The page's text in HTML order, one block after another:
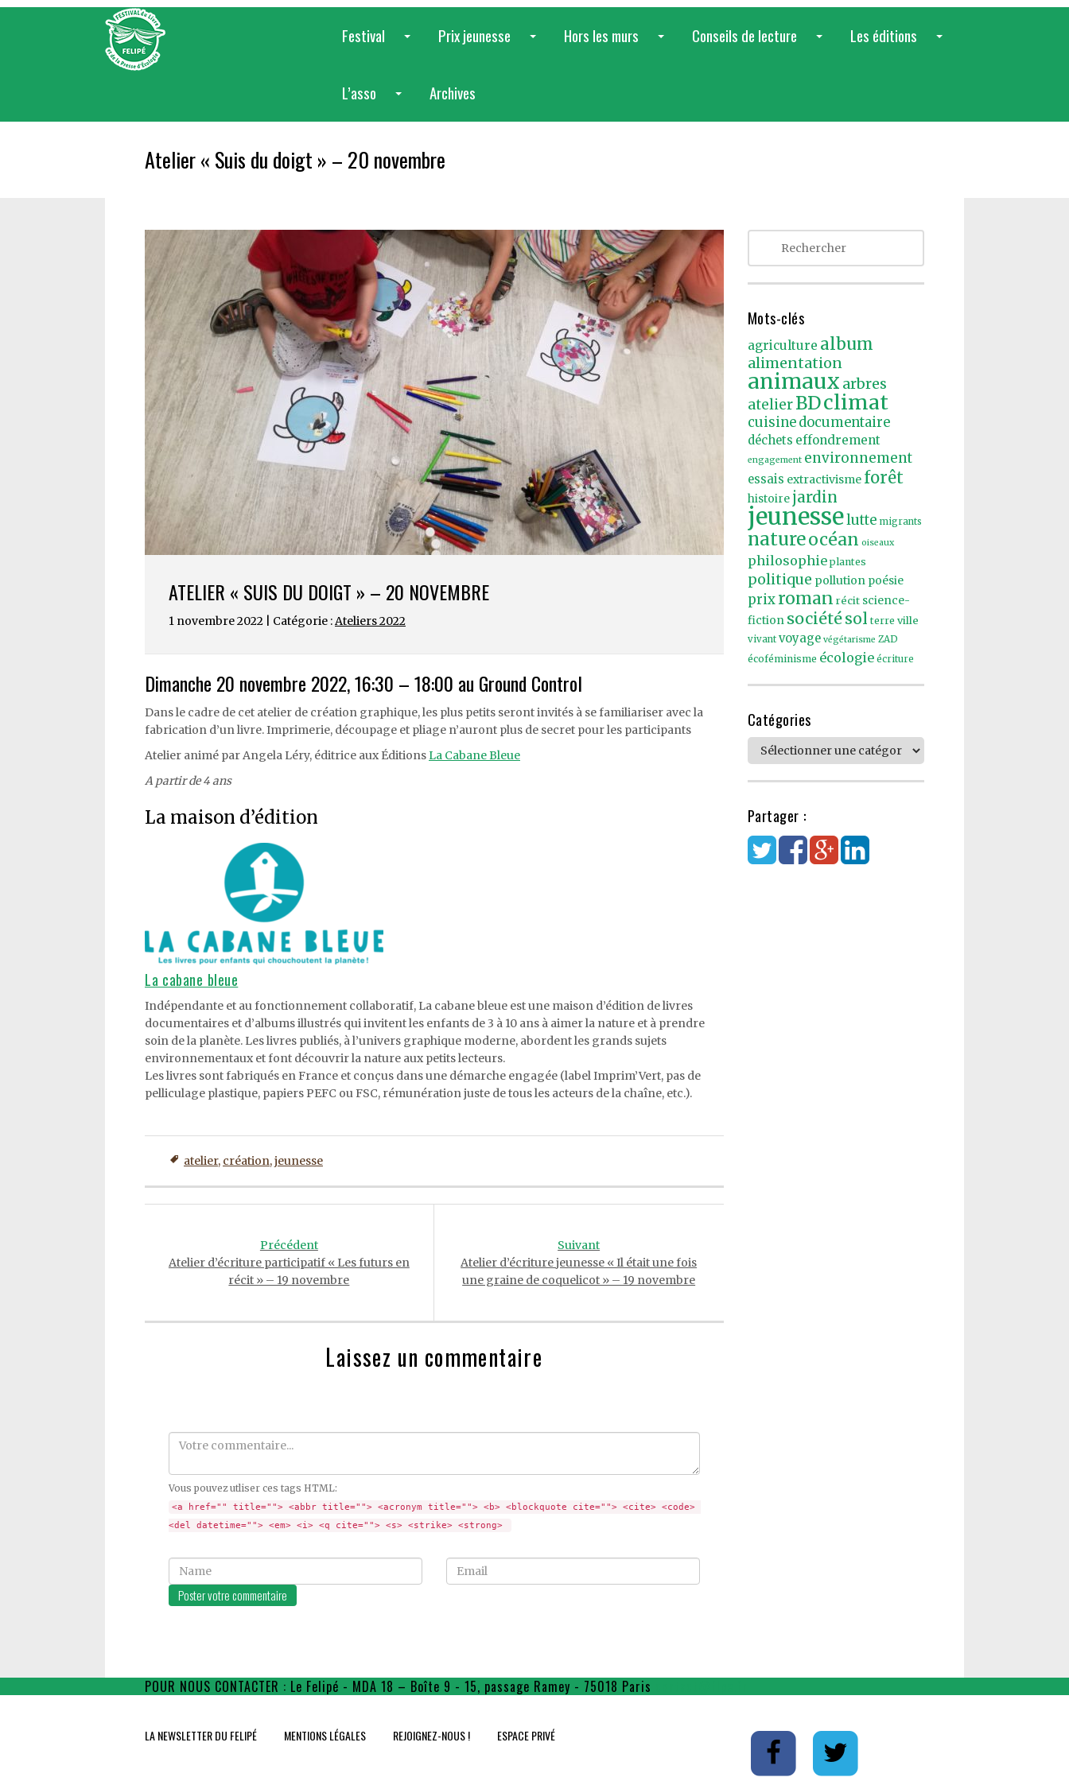
Skip
Festival
Prix jeunesse
Hors les murs
Conseils de lecture
Les éditions
L’asso
...
Archives
Atelier « Suis du doigt » – 20 novembre
ATELIER « SUIS DU DOIGT » – 20 NOVEMBRE
1 novembre 2022 | Catégorie :Ateliers 2022
Dimanche 20 novembre 2022, 16:30 – 18:00 au Ground Control
Dans le cadre de cet atelier de création graphique, les plus petits seront invités à se familiariser avec la
fabrication d’un livre. Imprimerie, découpage et pliage n’auront plus de secret pour les participants
Atelier animé par Angela Léry, éditrice aux ÉditionsLa Cabane Bleue
A partir de4 ans
La maison d’édition
La cabane bleue
Indépendante et au fonctionnement collaboratif, La cabane bleue est une maison d’édition de livres
documentaires et d’albums illustrés qui invitent les enfants de 3 à 10 ans à aimer la nature et à prendre
soin de la planète. Les livres publiés, à l’univers graphique moderne, abordent les grands sujets
environnementaux et font découvrirla nature aux petits lecteurs.
Les livres sont fabriqués en France et conçus dans une démarche engagée (labelImprim’Vert, pas de
pelliculage plastique, papiers PEFC ou FSC, rémunération juste de tous les acteurs dela chaîne, etc.).
atelier, création,jeunesse
Précédent
Atelier d’écriture participatif « Les futurs en
récit » – 19 novembre
Suivant
Atelier d’écriture jeunesse « Il était une fois
une graine de coquelicot » – 19 novembre
Laissez un commentaire
Comment
Vous pouvez utliser ces tags HTML:
<a href="" title=""> <abbr title=""> <acronym title=""> <b> <blockquote cite=""> <cite> <code>
<del datetime=""> <em> <i> <q cite=""> <s> <strike> <strong>
Name Email
Mots-clés
agriculture album
alimentation
animaux arbres
atelier BDclimat
cuisine documentaire
déchets effondrement
engagement environnement
essais extractivisme forêt
histoire jardin
jeunesselutte migrants
natureocéan oiseaux
philosophie plantes
politique pollution poésie
prix roman récit science-
fiction sociétésol terre ville
vivant voyage végétarisme ZAD
écoféminisme écologie écriture
Catégories
Catégories
Partager :
POUR NOUS CONTACTER : Le Felipé - MDA 18 – Boîte 9 - 15, passage Ramey - 75018 Paris
LA NEWSLETTER DU FELIPÉ MENTIONS LÉGALES REJOIGNEZ-NOUS ! ESPACE PRIVÉ